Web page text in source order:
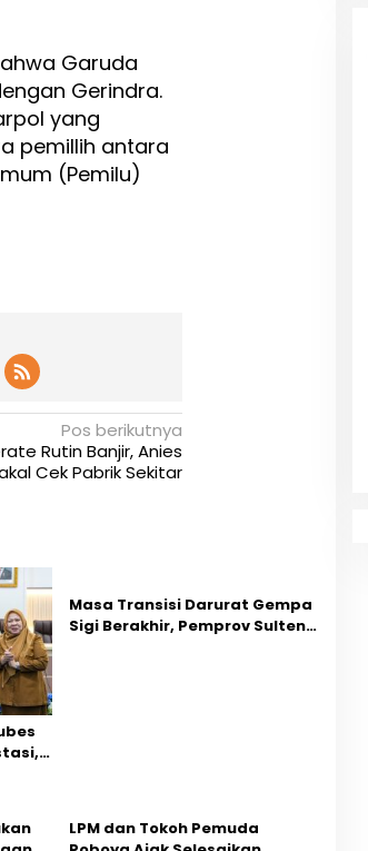
Garuda
Gerindra.
yang
pemillih antara
(Pemilu)
Pos berikutnya
Rutin Banjir, Anies
Cek Pabrik Sekitar
Masa Transisi Darurat Gempa
Sigi Berakhir, Pemprov Sulteng
LPM dan Tokoh Pemuda